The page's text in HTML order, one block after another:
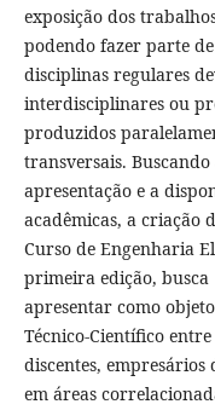
exposição dos
podendo fazer parte de
disciplinas regulares
interdisciplinares ou
produzidos
transversais. Buscando
apresentação e a
acadêmicas, a criação
Curso de Engenharia
primeira edição, busca
apresentar como
Técnico-Científico entre
discentes,
em áreas